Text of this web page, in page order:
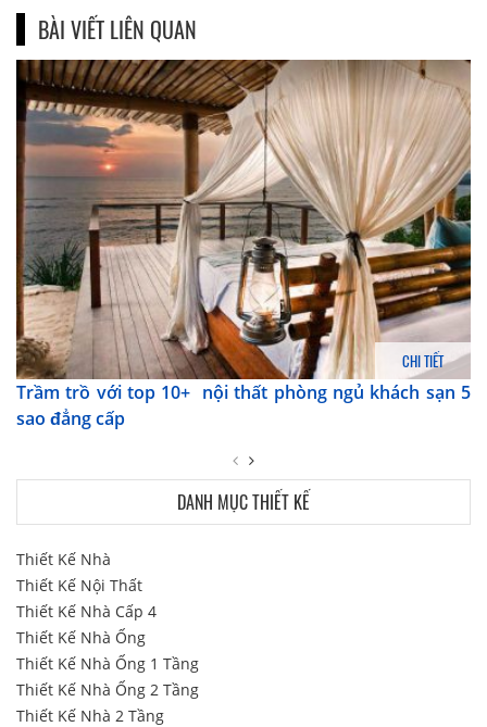
BÀI VIẾT LIÊN QUAN
CHI TIẾT
Trầm trồ với top 10+ nội thất phòng ngủ khách sạn 5
sao đẳng cấp
DANH MỤC THIẾT KẾ
Thiết Kế Nhà
Thiết Kế Nội Thất
Thiết Kế Nhà Cấp 4
Thiết Kế Nhà Ống
Thiết Kế Nhà Ống 1 Tầng
Thiết Kế Nhà Ống 2 Tầng
Thiết Kế Nhà 2 Tầng